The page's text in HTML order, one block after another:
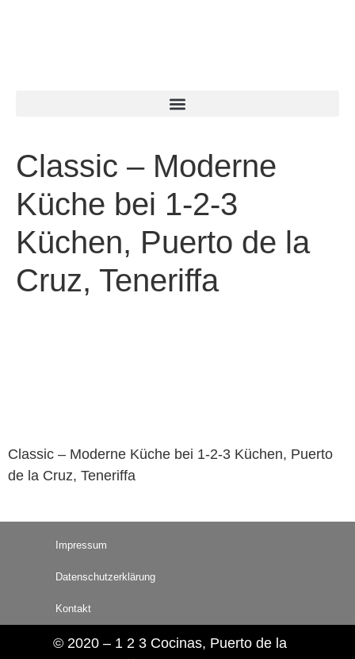
Classic – Moderne
Küche bei 1-2-3
Küchen, Puerto de la
Cruz, Teneriffa
Classic – Moderne Küche bei 1-2-3 Küchen, Puerto
de la Cruz, Teneriffa
Impressum
Datenschutzerklärung
Kontakt
© 2020 – 1 2 3 Cocinas, Puerto de la